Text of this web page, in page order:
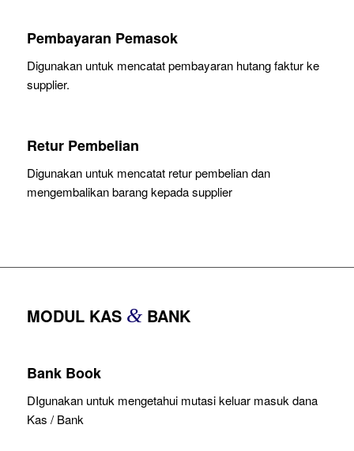
Pembayaran Pemasok
Digunakan untuk mencatat pembayaran hutang faktur ke
supplier.
Retur Pembelian
Digunakan untuk mencatat retur pembelian dan
mengembalikan barang kepada supplier
MODUL KAS &BANK
Bank Book
DIgunakan untuk mengetahui mutasi keluar masuk dana
Kas / Bank